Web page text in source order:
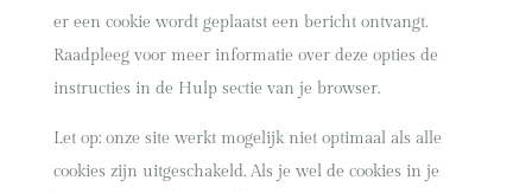
er een cookie wordt geplaatst een bericht ontvangt.
Raadpleeg voor meer informatie over deze opties de
instructies in de Hulp sectie van je browser.
Let op: onze site werkt mogelijk niet optimaal als alle
cookies zijn uitgeschakeld. Als je wel de cookies in je